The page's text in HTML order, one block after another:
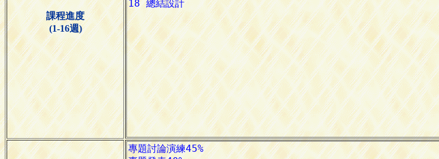
課程進度
(1-16週)